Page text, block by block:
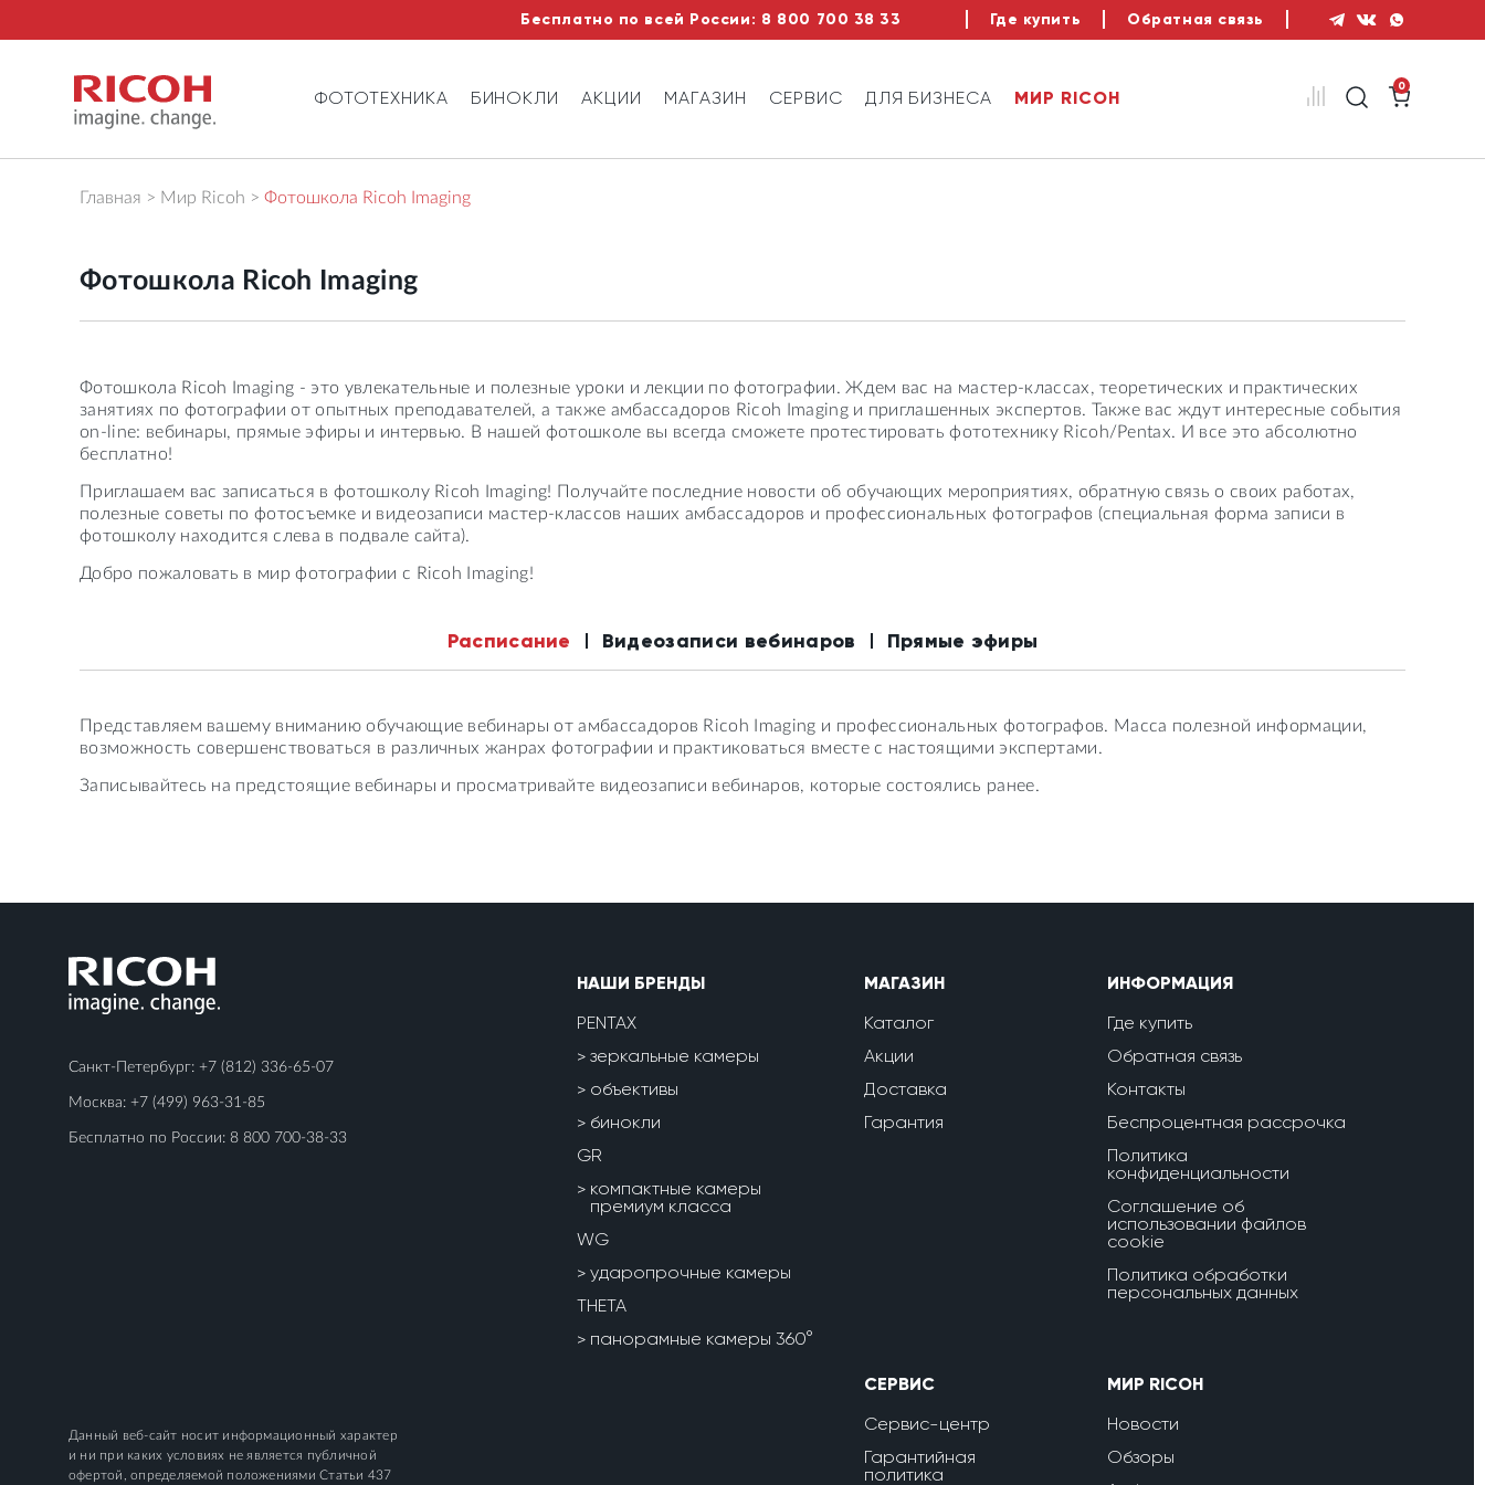
Бесплатно по всей России: 8 800 700 38 33 Где купить Обратная связь
ФОТОТЕХНИКА БИНОКЛИ АКЦИИ МАГАЗИН СЕРВИС ДЛЯ БИЗНЕСА МИР RICOH
0
Главная Мир Ricoh Фотошкола Ricoh Imaging
Фотошкола Ricoh Imaging
Фотошкола Ricoh Imaging - это увлекательные и полезные уроки и лекции по фотографии. Ждем вас на мастер-классах, теоретических и практических
занятиях по фотографии от опытных преподавателей, а также амбассадоров Ricoh Imaging и приглашенных экспертов. Также вас ждут интересные события
on-line: вебинары, прямые эфиры и интервью. В нашей фотошколе вы всегда сможете протестировать фототехнику Ricoh/Pentax. И все это абсолютно
бесплатно!
Приглашаем вас записаться в фотошколу Ricoh Imaging! Получайте последние новости об обучающих мероприятиях, обратную связь о своих работах,
полезные советы по фотосъемке и видеозаписи мастер-классов наших амбассадоров и профессиональных фотографов (специальная форма записи в
фотошколу находится слева в подвале сайта).
Добро пожаловать в мир фотографии с Ricoh Imaging!
Расписание Видеозаписи вебинаров Прямые эфиры
Представляем вашему вниманию обучающие вебинары от амбассадоров Ricoh Imaging и профессиональных фотографов. Масса полезной информации,
возможность совершенствоваться в различных жанрах фотографии и практиковаться вместе с настоящими экспертами.
Записывайтесь на предстоящие вебинары и просматривайте видеозаписи вебинаров, которые состоялись ранее.
Санкт-Петербург: +7 (812) 336-65-07
Москва: +7 (499) 963-31-85
Бесплатно по России: 8 800 700-38-33
НАШИ БРЕНДЫ
PENTAX
зеркальные камеры
объективы
бинокли
GR
компактные камеры
премиум класса
WG
ударопрочные камеры
THETA
панорамные камеры 360°
МАГАЗИН
Каталог
Акции
Доставка
Гарантия
ИНФОРМАЦИЯ
Где купить
Обратная связь
Контакты
Беспроцентная рассрочка
Политика
конфиденциальности
Соглашение об
использовании файлов
cookie
Политика обработки
персональных данных
СЕРВИС
Сервис-центр
Гарантийная
политика
МИР RICOH
Новости
Обзоры
Данный веб-сайт носит информационный характер
и ни при каких условиях не является публичной
офертой, определяемой положениями Статьи 437